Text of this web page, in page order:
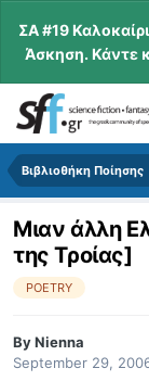
ΣΑ #19
Άσκηση. Κάντε
Βιβλιοθήκη Ποίησης
Μιαν άλλη
της Τροίας]
POETRY
ByNienna
September 29,